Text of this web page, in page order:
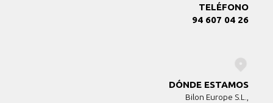
TELÉFONO
94 607 04 26
DÓNDE ESTAMOS
Bilon Europe S.L.,